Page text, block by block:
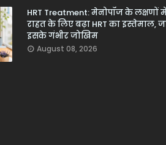
HRT Treatment: मेनोपॉज के लक्षणों
राहत के लिए बढ़ा HRT का इस्तेमाल,
इसके गंभीर जोखिम
August 08, 2026